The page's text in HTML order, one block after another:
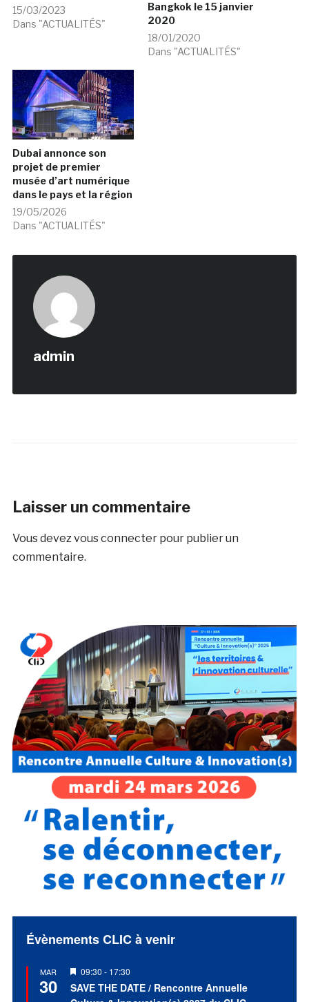
15/03/2023
Dans "ACTUALITÉS"
Bangkok le 15 janvier
2020
18/01/2020
Dans "ACTUALITÉS"
Dubai annonce son
projet de premier
musée d’art numérique
dans le pays et la région
19/05/2026
Dans "ACTUALITÉS"
admin
Laisser un commentaire
Vous devezvous connecterpour publier un
commentaire.
Évènements CLIC à venir
MAR
30
Mis
en
avant
09:30 - 17:30
SAVE THE DATE / Rencontre Annuelle